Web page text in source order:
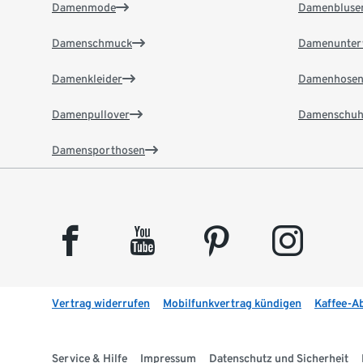
Damenmode
Damenschmuck
Damenkleider
Damenpullover
Damensporthosen
Damenhosen
facebook youtube pinterest instagram
Vertrag widerrufen Mobilfunkvertrag kündigen Kaffee-
Service & Hilfe Impressum Datenschutz und Sicherheit